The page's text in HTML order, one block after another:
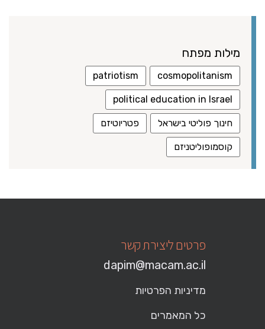
מילות מפתח
cosmopolitanism
patriotism
political education in Israel
חינוך פוליטי בישראל פטריוטיזם
קוסמופוליטניזם
פרטים ליצירת קשר
dapim@macam.ac.il
מדיניות הפרטיות
כל המאמרים